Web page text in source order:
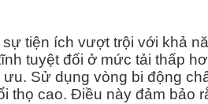
tiện ích vượt trội với khả
tuyệt đối ở mức tải thấp
ưu. Sử dụng vòng bi động
thọ cao. Điều này đảm bảo